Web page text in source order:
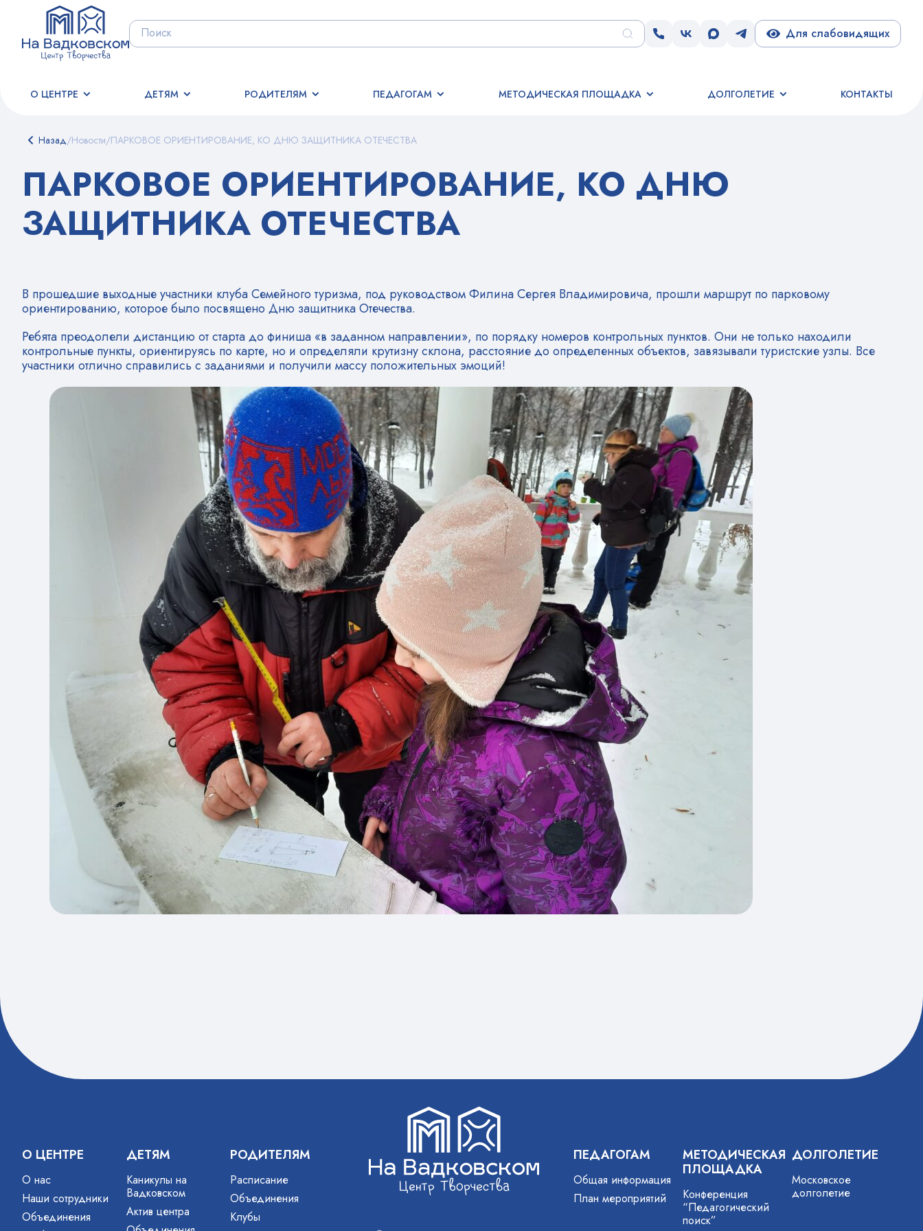
Для слабовидящих
О ЦЕНТРЕ ДЕТЯМ РОДИТЕЛЯМ ПЕДАГОГАМ МЕТОДИЧЕСКАЯ ПЛОЩАДКА ДОЛГОЛЕТИЕ КОНТАКТЫ
Назад/Новости/ПАРКОВОЕ ОРИЕНТИРОВАНИЕ, КО ДНЮ ЗАЩИТНИКА ОТЕЧЕСТВА
ПАРКОВОЕ ОРИЕНТИРОВАНИЕ, КО ДНЮ
ЗАЩИТНИКА ОТЕЧЕСТВА
В прошедшие выходные участники клуба Семейного туризма, под руководством Филина Сергея Владимировича, прошли маршрут по парковому
ориентированию, которое было посвящено Дню защитника Отечества.
Ребята преодолели дистанцию от старта до финиша «в заданном направлении», по порядку номеров контрольных пунктов. Они не только находили
контрольные пункты, ориентируясь по карте, но и определяли крутизну склона, расстояние до определенных объектов, завязывали туристские узлы. Все
участники отлично справились с заданиями и получили массу положительных эмоций!
О ЦЕНТРЕ
О нас
Наши сотрудники
Объединения
ДЕТЯМ
Каникулы на
Вадковском
Актив центра
РОДИТЕЛЯМ
Расписание
Объединения
Клубы
ПЕДАГОГАМ
Общая информация
План мероприятий
МЕТОДИЧЕСКАЯ
ПЛОЩАДКА
Конференция
“Педагогический
поиск”
ДОЛГОЛЕТИЕ
Московское
долголетие